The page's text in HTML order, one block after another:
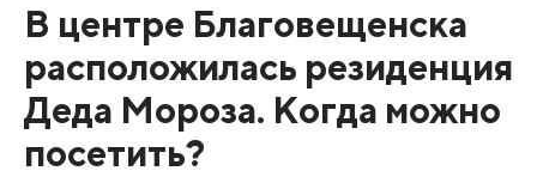
В центре Благовещенска
расположилась резиденция
Деда Мороза. Когда можно
посетить?